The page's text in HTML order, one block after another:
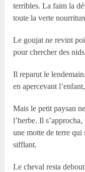
terribles. La faim la
toute la verte
Le goujat ne revint
pour chercher des
Il reparut le
en apercevant
Mais le petit paysan
l’herbe. Il
une motte de terre qui
sifflant.
Le cheval resta